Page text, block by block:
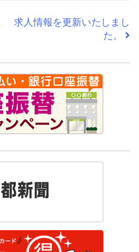
求人情報を更新いたしまし
た。